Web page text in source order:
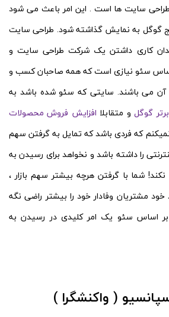
سایت ها است . این امر باعث می شود
گوگل به نمایش گذاشته شود. طراحی سایت
کاری داشتن یک شرکت طراحی سایت و
سئو نیازی است که همه صاحبان کسب و
آن می باشند. سایتی که سئو شده باشد به
گوگل و متقابلا افزایش فروش محصولات
که فردی باشد که تمایل به گرفتن سهم
را داشته باشد و نخواهد برای رسیدن به
شما با گرفتن هرچه بیشتر سهم بازار ،
مشتریان وفادار خود را بیشتر راضی نگه
بر اساس سئو یک امر کلیدی در رسیدن به
( واکنشگرا )